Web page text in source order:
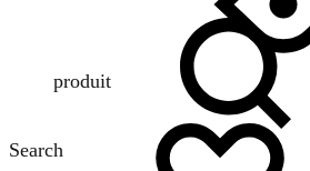
Search
produit